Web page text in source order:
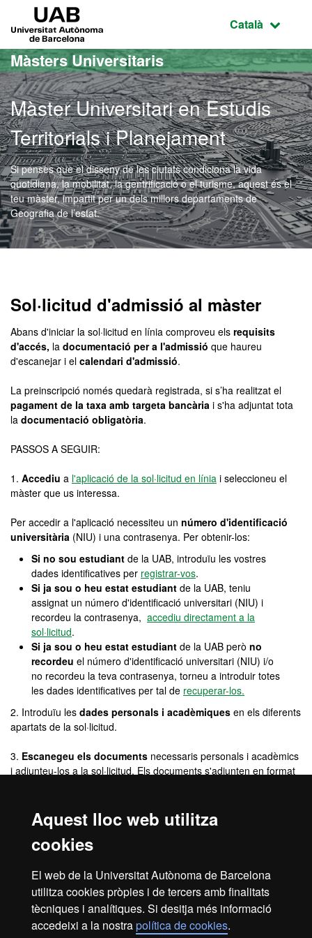
Aquest lloc web utilitza
cookies
El web de la Universitat Autònoma de Barcelona
utilitza cookies pròpies i de tercers amb finalitats
tècniques i analítiques. Si desitja més informació
accedeixi a la nostrapolítica de cookies.
Ves al contingut principal
Ves a la navegació de la pàgina
Idioma
Català
Màsters Universitaris
Màster Universitari en Estudis
Territorials i Planejament
Si penses que el disseny de les ciutats condiciona la vida
quotidiana, la mobilitat, la gentrificació o el turisme, aquest és el
teu màster, impartit per un dels millors departaments de
Geografia de l’estat.
Sol·licitud d'admissió al màster
Abans d'iniciar la sol·licitud en línia comproveu els requisits
d'accés, la documentació per a l'admissió que haureu
d'escanejar i el calendari d'admissió.
La preinscripció només quedarà registrada, si s’ha realitzat el
pagament de la taxa amb targeta bancària i s'ha adjuntat tota
la documentació obligatòria.
PASSOS A SEGUIR:
1. Accediu a l'aplicació de la sol·licitud en línia i seleccioneu el
màster que us interessa.
Per accedir a l'aplicació necessiteu un número d'identificació
universitària (NIU) i una contrasenya. Per obtenir-los:
Si no sou estudiant de la UAB, introduïu les vostres
dades identificatives per registrar-vos.
Si ja sou o heu estat estudiant de la UAB, teniu
assignat un número d'identificació universitari (NIU) i
recordeu la contrasenya, accediu directament a la
sol·licitud.
Si ja sou o heu estat estudiant de la UAB però no
recordeu el número d'identificació universitari (NIU) i/o
no recordeu la teva contrasenya, torneu a introduir totes
les dades identificatives per tal de recuperar-los.
2. Introduïu les dades personals i acadèmiques en els diferents
apartats de la sol·licitud.
3. Escanegeu els documents necessaris personals i acadèmics
i adjunteu-los a la sol·licitud. Els documents s'adjunten en format
Aboneu la taxa d'inscripció obligatòria(30,21 euros no
reemborsables) ambtargeta bancària de crèdit o de dèbit
serà necessari en el cas dels màsters Erasmus Mundus i del
Logistics and Supply Chain Management)
5. Si voleu, podeu descarregar-vos el comprovant
de la
sol·licitud d'admissió.